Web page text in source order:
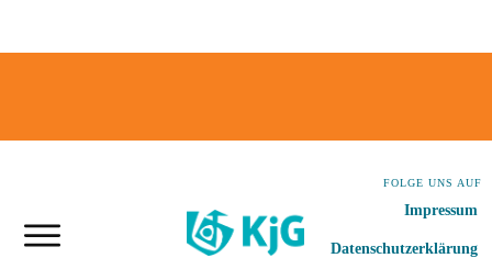
FOLGE UNS AUF
Impressum
Datenschutzerklärung